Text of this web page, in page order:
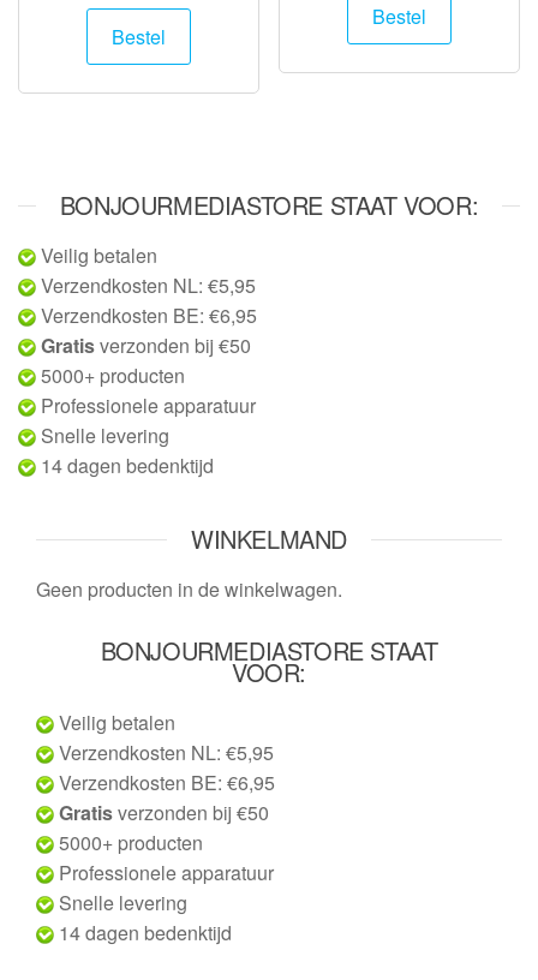
Bestel
Bestel
BONJOURMEDIASTORE STAAT VOOR:
Veilig betalen
Verzendkosten NL: €5,95
Verzendkosten BE: €6,95
Gratisverzonden bij €50
5000+ producten
Professionele apparatuur
Snelle levering
14 dagen bedenktijd
WINKELMAND
Geen producten in de winkelwagen.
BONJOURMEDIASTORE STAAT
VOOR:
Veilig betalen
Verzendkosten NL: €5,95
Verzendkosten BE: €6,95
Gratisverzonden bij €50
5000+ producten
Professionele apparatuur
Snelle levering
14 dagen bedenktijd